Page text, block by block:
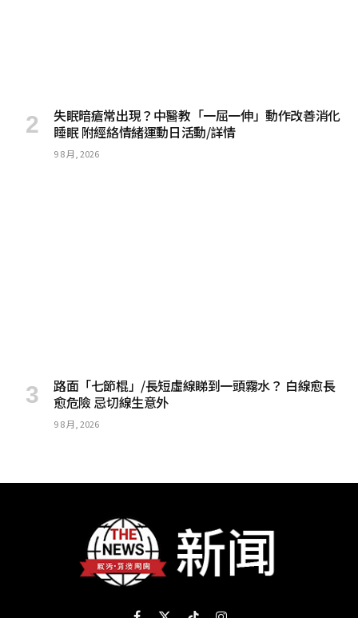
失眠暗瘡常出現？中醫教「一屈一伸」動作改善消化
睡眠 附經絡情緒運動日活動/詳情
9 8 月, 2026
路面「七節棍」/長短虛線睇到一頭霧水？ 白線愈長
愈危險 忌切線生意外
9 8 月, 2026